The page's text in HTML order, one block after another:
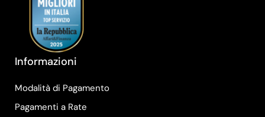
Informazioni
Modalità di Pagamento
Pagamenti a Rate